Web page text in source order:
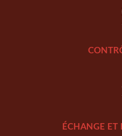
ÉCHANGE ET